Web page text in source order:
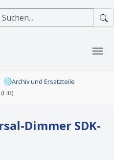
Archiv und Ersatzteile
Dimmer SDK-